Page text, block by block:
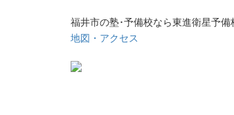
福井市の塾･予備校なら東進衛星予
地図・アクセス